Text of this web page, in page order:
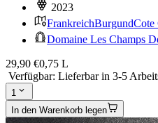
2023
FrankreichBurgundCote
Domaine Les Champs
29,90 €0,75 L
Verfügbar: Lieferbar in 3-5
1
In den Warenkorb legen